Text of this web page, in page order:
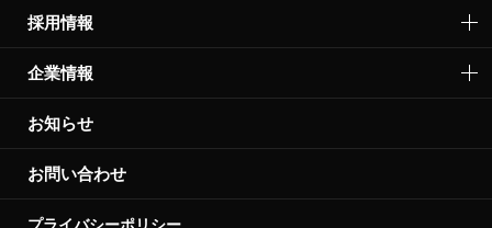
採用情報
企業情報
お知らせ
お問い合わせ
プライバシーポリシー